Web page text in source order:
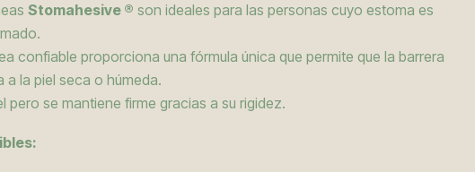
Stomahesive ® son ideales para las personas cuyo estoma es
confiable proporciona una fórmula única que permite que la barrera
a la piel seca o húmeda.
pero se mantiene firme gracias a su rigidez.